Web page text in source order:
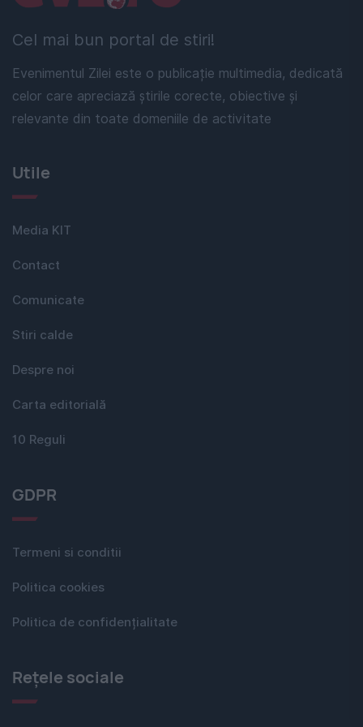
Cel mai bun portal de stiri!
Evenimentul Zilei este o publicație multimedia, dedicată
celor care apreciază știrile corecte, obiective și
relevante din toate domeniile de activitate
Utile
Media KIT
Contact
Comunicate
Stiri calde
Despre noi
Carta editorială
10 Reguli
GDPR
Termeni si conditii
Politica cookies
Politica de confidențialitate
Rețele sociale